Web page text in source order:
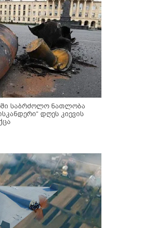
საბრძოლო ნათლობა
დღეს კიევის